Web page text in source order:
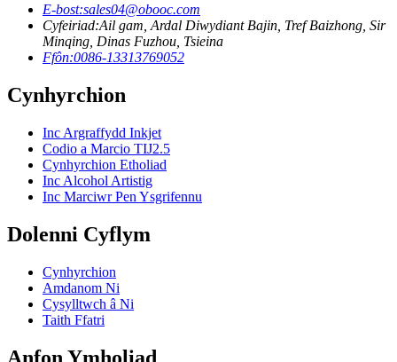
E-bost:sales04@obooc.com
Cyfeiriad:Ail gam, Ardal Diwydiant Bajin, Tref Baizhong, Sir
Minqing, Dinas Fuzhou, Tsieina
Ffôn:0086-13313769052
Cynhyrchion
Inc Argraffydd Inkjet
Codio a Marcio TIJ2.5
Cynhyrchion Etholiad
Inc Alcohol Artistig
Inc Marciwr Pen Ysgrifennu
Dolenni Cyflym
Cynhyrchion
Amdanom Ni
Cysylltwch â Ni
Taith Ffatri
Anfon Ymholiad